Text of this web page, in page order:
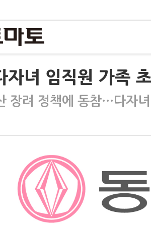
자녀 임직원 가족
장려 정책에 동참…다자